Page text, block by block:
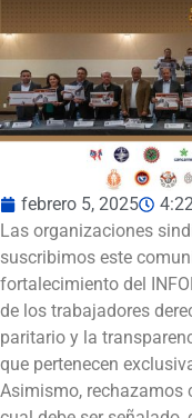
febrero 5, 2025
Las organizaciones
suscribimos este
fortalecimiento del
de los trabajadores
paritario y la
que pertenecen
Asimismo, rechazamos